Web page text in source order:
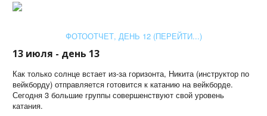
ФОТООТЧЕТ, ДЕНЬ 12 (ПЕРЕЙТИ...)
13 июля - день 13
Как только солнце встает из-за горизонта, Никита (инструктор по
вейкборду) отправляется готовится к катанию на вейкборде.
Сегодня 3 большие группы совершенствуют свой уровень
катания.